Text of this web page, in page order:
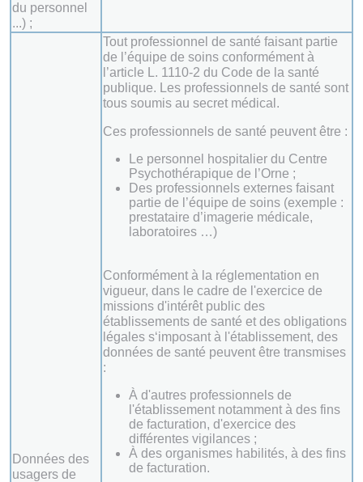
du personnel
...) ;
Données des
usagers de
Tout professionnel de santé faisant partie
de l’équipe de soins conformément à
l’article L. 1110-2 du Code de la santé
publique. Les professionnels de santé sont
tous soumis au secret médical.
Ces professionnels de santé peuvent être :
Le personnel hospitalier du Centre
Psychothérapique de l’Orne ;
Des professionnels externes faisant
partie de l’équipe de soins (exemple :
prestataire d’imagerie médicale,
laboratoires …)
Conformément à la réglementation en
vigueur, dans le cadre de l'exercice de
missions d'intérêt public des
établissements de santé et des obligations
légales s‘imposant à l'établissement, des
données de santé peuvent être transmises
:
À d'autres professionnels de
l'établissement notamment à des fins
de facturation, d'exercice des
différentes vigilances ;
À des organismes habilités, à des fins
de facturation.